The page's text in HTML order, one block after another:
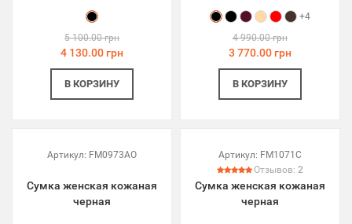
5 100.00 грн
4 130.00 грн
В КОРЗИНУ
+4
4 990.00 грн
3 770.00 грн
В КОРЗИНУ
Артикул: FM0973AO
Сумка женская кожаная
черная
Артикул: FM1071C
Отзывов: 2
Сумка женская кожаная
черная